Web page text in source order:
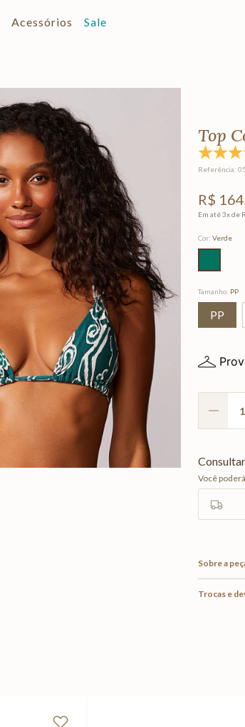
Acessórios Sale
Top
Referência:
R$ 164
Em até3x de
Cor: Verde
Tamanho: PP
PP
Sobre a
Trocas e